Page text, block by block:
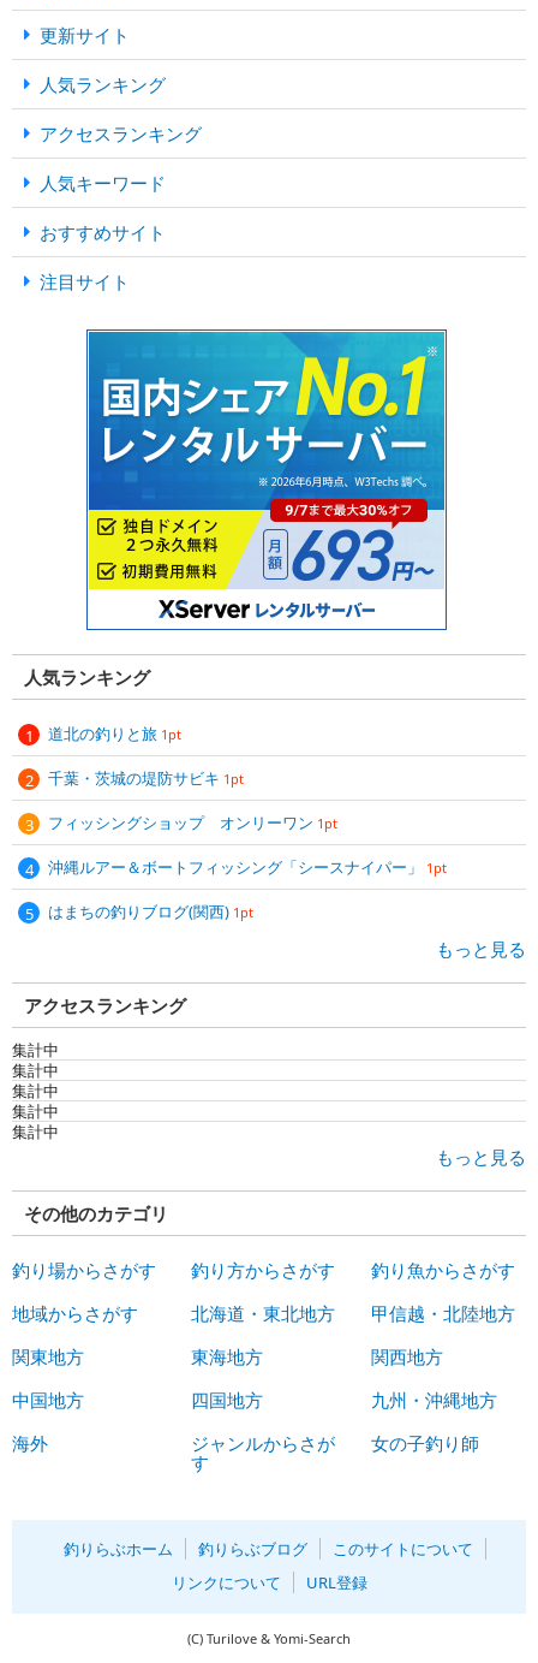
更新サイト
人気ランキング
アクセスランキング
人気キーワード
おすすめサイト
注目サイト
人気ランキング
道北の釣りと旅 1pt
千葉・茨城の堤防サビキ 1pt
フィッシングショップ オンリーワン 1pt
沖縄ルアー＆ボートフィッシング「シースナイパー」 1pt
はまちの釣りブログ(関西) 1pt
もっと見る
アクセスランキング
集計中
集計中
集計中
集計中
集計中
もっと見る
その他のカテゴリ
釣り場からさがす 釣り方からさがす
釣り魚からさがす
地域からさがす
北海道・東北地方
甲信越・北陸地方
関東地方
東海地方
関西地方
中国地方
四国地方
九州・沖縄地方
海外
ジャンルからさが
す
女の子釣り師
釣りらぶホーム 釣りらぶブログ
このサイトについて
リンクについて
URL登録
(C) Turilove & Yomi-Search